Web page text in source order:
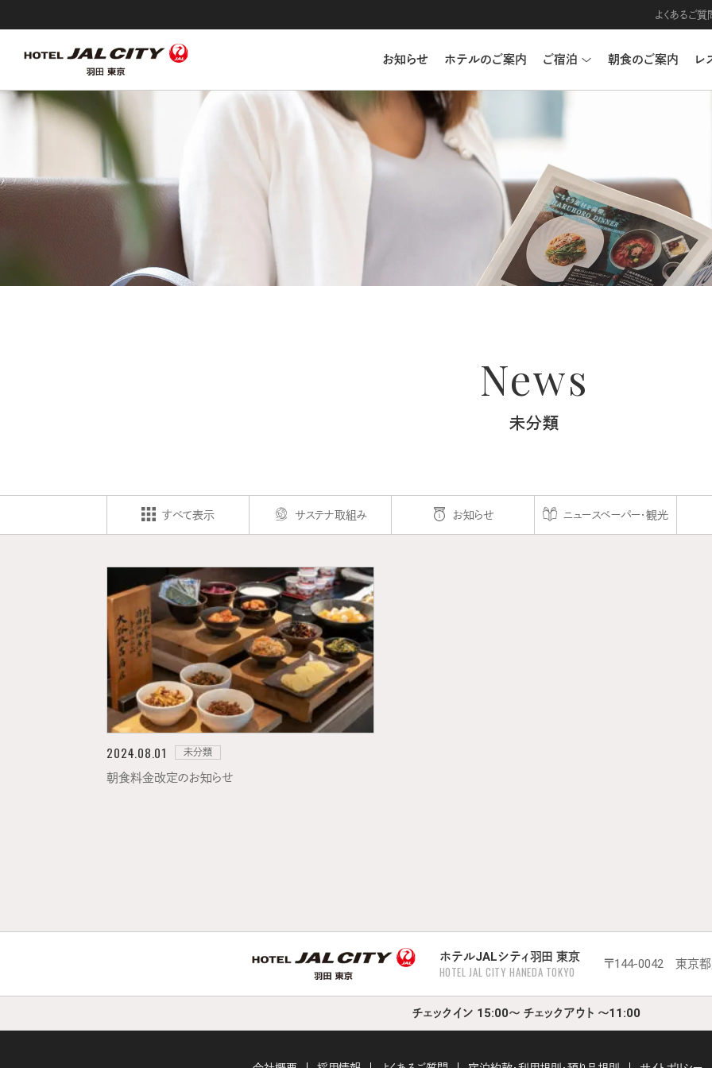
よくあるご質
お知らせ ホテルのご案内 ご宿泊 朝食のご案内 レ
News
未分類
すべて表示 サステナ取組み お知らせ ニュースペーパー・観光
2024.08.01 未分類
朝食料金改定のお知らせ
ホテルJALシティ羽田 東京
HOTEL JAL CITY HANEDA TOKYO 〒144-0042 東京都
チェックイン 15:00～ チェックアウト ～11:00